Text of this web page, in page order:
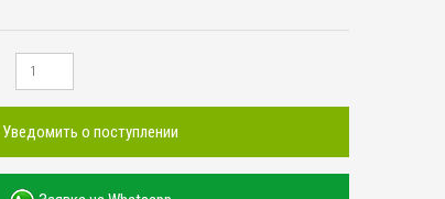
Уведомить о поступлении